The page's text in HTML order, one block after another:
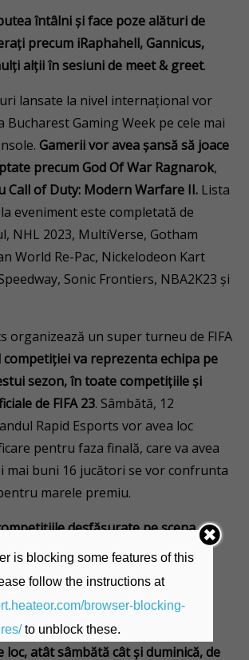
întâlni și face poze alături de
precum iRaphahell, Gannicus,
alții în sesiuni de meet & greet.
lansate la nivel internațional vor
Bucharest Gaming Week pe cele mai
Gamerii vor avea șansă să joace
precum God Of War Ragnarok,
Call of Duty: Modern Warfare II. Lista
eveniment este completată de
NHL 2023, MultiVerse, Gotham
World Re-Pac, Nickelodeon Kart
Sonic Frontiers, NBA2K23 și
organizează un super turneu de FIFA
va reprezenta echipa pe
sezon, în toate competițiile și
de FIFA 23. Sâmbătă, 12
Rapid Esports vor avea loc
pentru faza finală, care va avea
mai buni 16 jucători se vor confrunta
marele premiu.
desfășurate pe scena
vor participa și la turneele
urile partenerilor.
de a câștiga o mulțime de premii
de gaming.
loc, atât sâmbătă cât și duminică, de
is blocking some features of this
follow the instructions at
browser-blocking-
to unblock these.